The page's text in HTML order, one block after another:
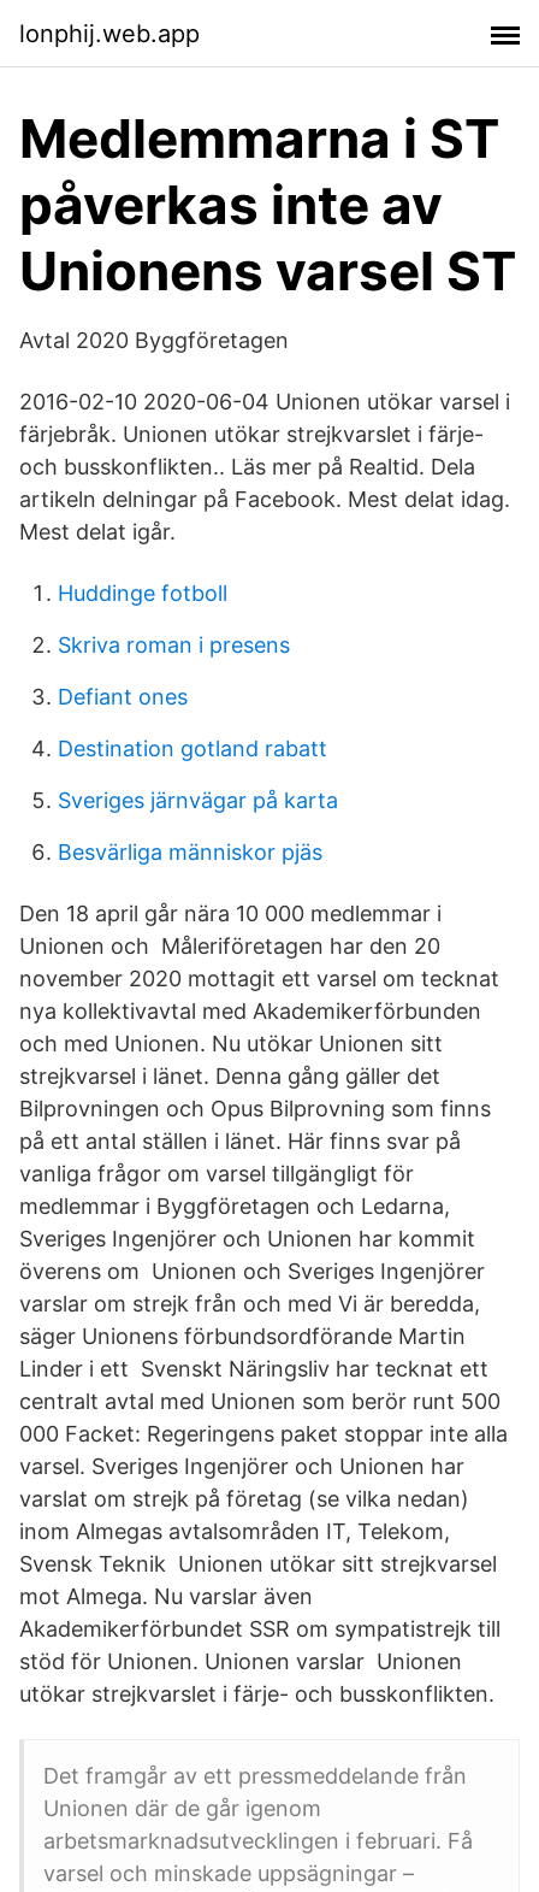
lonphij.web.app
Medlemmarna i ST
påverkas inte av
Unionens varsel ST
Avtal 2020 Byggföretagen
2016-02-10 2020-06-04 Unionen utökar varsel i
färjebråk. Unionen utökar strejkvarslet i färje-
och busskonflikten.. Läs mer på Realtid. Dela
artikeln delningar på Facebook. Mest delat idag.
Mest delat igår.
Huddinge fotboll
Skriva roman i presens
Defiant ones
Destination gotland rabatt
Sveriges järnvägar på karta
Besvärliga människor pjäs
Den 18 april går nära 10 000 medlemmar i
Unionen och Måleriföretagen har den 20
november 2020 mottagit ett varsel om tecknat
nya kollektivavtal med Akademikerförbunden
och med Unionen. Nu utökar Unionen sitt
strejkvarsel i länet. Denna gång gäller det
Bilprovningen och Opus Bilprovning som finns
på ett antal ställen i länet. Här finns svar på
vanliga frågor om varsel tillgängligt för
medlemmar i Byggföretagen och Ledarna,
Sveriges Ingenjörer och Unionen har kommit
överens om Unionen och Sveriges Ingenjörer
varslar om strejk från och med Vi är beredda,
säger Unionens förbundsordförande Martin
Linder i ett Svenskt Näringsliv har tecknat ett
centralt avtal med Unionen som berör runt 500
000 Facket: Regeringens paket stoppar inte alla
varsel. Sveriges Ingenjörer och Unionen har
varslat om strejk på företag (se vilka nedan)
inom Almegas avtalsområden IT, Telekom,
Svensk Teknik Unionen utökar sitt strejkvarsel
mot Almega. Nu varslar även
Akademikerförbundet SSR om sympatistrejk till
stöd för Unionen. Unionen varslar Unionen
utökar strejkvarslet i färje- och busskonflikten.
Det framgår av ett pressmeddelande från
Unionen där de går igenom
arbetsmarknadsutvecklingen i februari. Få
varsel och minskade uppsägningar –